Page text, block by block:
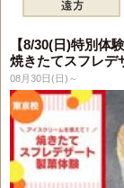
【8/30(日)特別体
焼きたてスフレデ
08月30日(日)～